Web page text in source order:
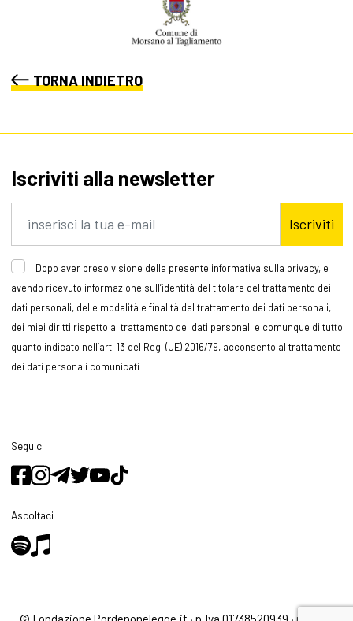
TORNA INDIETRO
Iscriviti alla newsletter
Iscriviti
Dopo aver preso visione della presente informativa sulla privacy, e
avendo ricevuto informazione sull’identità del titolare del trattamento dei
dati personali, delle modalità e finalità del trattamento dei dati personali,
dei miei diritti rispetto al trattamento dei dati personali e comunque di tutto
quanto indicato nell’art. 13 del Reg. (UE) 2016/79, acconsento al trattamento
dei dati personali comunicati
Seguici
Ascoltaci